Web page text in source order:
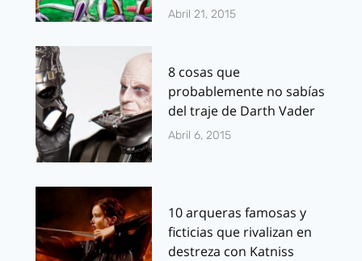
Abril 21, 2015
8 cosas que
probablemente no sabías
del traje de Darth Vader
Abril 6, 2015
10 arqueras famosas y
ficticias que rivalizan en
destreza con Katniss